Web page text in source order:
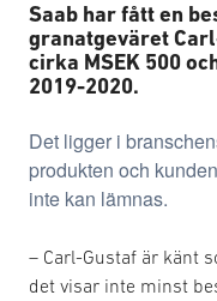
Saab har fått en
granatgeväret
cirka MSEK 500
2019-2020.
Det ligger i
produkten och
inte kan lämnas.
– Carl-Gustaf är känt
det visar inte minst